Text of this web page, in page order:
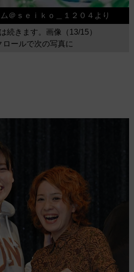
＠ｓｅｉｋｏ＿１２０４より
続きます。画像（13/15）
ロールで次の写真に